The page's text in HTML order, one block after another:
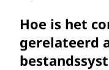
Hoe is het
gerelateerd